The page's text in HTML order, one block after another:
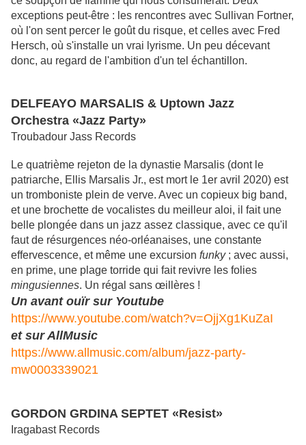
exceptions peut-être : les rencontres avec Sullivan Fortner,
où l'on sent percer le goût du risque, et celles avec Fred
Hersch, où s'installe un vrai lyrisme. Un peu décevant
donc, au regard de l'ambition d'un tel échantillon.
DELFEAYO MARSALIS & Uptown Jazz
Orchestra «Jazz Party»
Troubadour Jass Records
Le quatrième rejeton de la dynastie Marsalis (dont le
patriarche, Ellis Marsalis Jr., est mort le 1er avril 2020) est
un tromboniste plein de verve. Avec un copieux big band,
et une brochette de vocalistes du meilleur aloi, il fait une
belle plongée dans un jazz assez classique, avec ce qu'il
faut de résurgences néo-orléanaises, une constante
effervescence, et même une excursion funky; avec aussi,
en prime, une plage torride qui fait revivre les folies
mingusiennes. Un régal sans œillères !
Un avant ouïr sur Youtube
https://www.youtube.com/watch?v=OjjXg1KuZaI
et sur AllMusic
https://www.allmusic.com/album/jazz-party-
mw0003339021
GORDON GRDINA SEPTET «Resist»
Iragabast Records